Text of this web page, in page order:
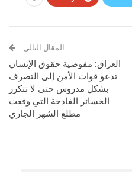
المقال التالي
العراق: مفوضية حقوق الإنسان
تدعو قوات الأمن إلى التصرف
بشكل مدروس حتى لا تتكرر
الخسائر الفادحة التي وقعت
مطلع الشهر الجاري